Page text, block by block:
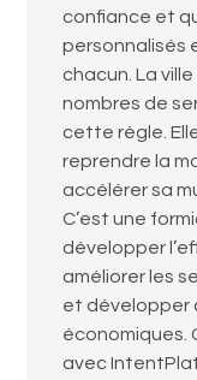
confiance et
personnalisés
chacun. La
nombres de
cette règle.
reprendre la
accélérer sa
C’est une
développer
améliorer les
et développer
économiques.
avec